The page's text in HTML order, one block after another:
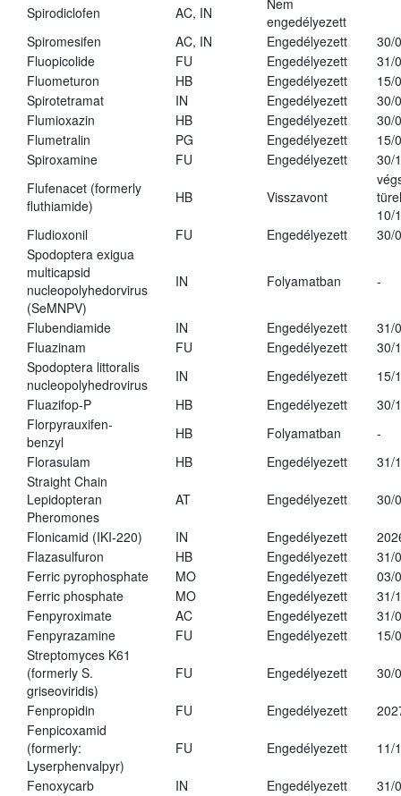
Spirodiclofen
AC, IN
Nem
engedélyezett
Spiromesifen
AC, IN Engedélyezett
30/
Fluopicolide
FU Engedélyezett
31/
Fluometuron
HB Engedélyezett
15/
Spirotetramat
IN Engedélyezett
30/
Flumioxazin
HB Engedélyezett
30/
Flumetralin
PG Engedélyezett
15/
Spiroxamine
FU Engedélyezett
30/
Flufenacet (formerly
fluthiamide)
HB Visszavont
10/
Fludioxonil
FU Engedélyezett
30/
Spodoptera exigua
multicapsid
nucleopolyhedorvirus
(SeMNPV)
IN Folyamatban -
Flubendiamide IN Engedélyezett
31/
Fluazinam
FU Engedélyezett
30/
Spodoptera littoralis
nucleopolyhedrovirus
IN Engedélyezett
15/
Fluazifop-P
HB Engedélyezett
30/
Florpyrauxifen-
benzyl
HB Folyamatban
-
Florasulam
HB Engedélyezett
31/
Straight Chain
Lepidopteran
Pheromones
AT Engedélyezett 30/
Flonicamid (IKI-220) IN Engedélyezett
Flazasulfuron
HB Engedélyezett
31/
Ferric pyrophosphate
MO Engedélyezett
03/
Ferric phosphate
MO Engedélyezett
31/
Fenpyroximate
AC Engedélyezett
31/
Fenpyrazamine
FU Engedélyezett
15/
Streptomyces K61
(formerly S.
griseoviridis)
FU Engedélyezett 30/
Fenpropidin FU Engedélyezett
Fenpicoxamid
(formerly:
Lyserphenvalpyr)
FU Engedélyezett 11/
Fenoxycarb IN Engedélyezett
31/